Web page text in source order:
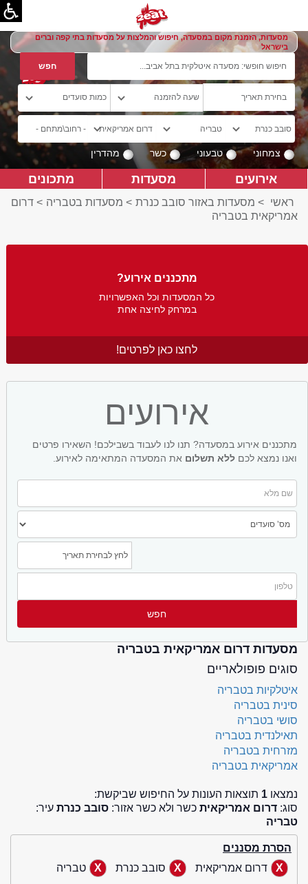
מסעדות, הזמנת מקום במסעדה, חיפוש והמלצות על מסעדות בתי קפה וברים
בישראל
צמחוני טבעוני כשר מהדרין
אירועים מסעדות מתכונים
ראשי > מסעדות באזור סובב כנרת > מסעדות בטבריה > דרום
אמריקאית בטבריה
מתכננים אירוע?
כל המסעדות וכל האפשרויות
במרחק לחיצה אחת
לחצו כאן לפרטים!
אירועים
מתכננים אירוע במסעדה? תנו לנו לעבוד בשבילכם! השאירו פרטים
ואנו נמצא לכם ללא תשלום את המסעדה המתאימה לאירוע.
מסעדות דרום אמריקאית בטבריה
סוגים פופולאריים
איטלקיות בטבריה
סינית בטבריה
סושי בטבריה
תאילנדית בטבריה
מזרחית בטבריה
אמריקאית בטבריה
נמצאו 1 תוצאות העונות על החיפוש שביקשת:
סוג: דרום אמריקאית כשר ולא כשר אזור: סובב כנרת עיר:
טבריה
הסרת מסננים
דרום אמריקאית
סובב כנרת טבריה